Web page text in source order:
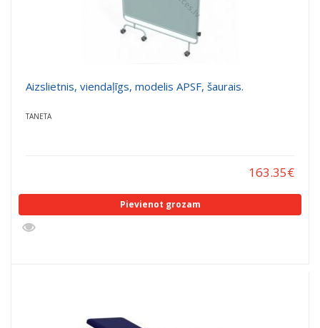
Aizslietnis, viendaļīgs, modelis APSF, šaurais.
TANETA
163.35€
Pievienot grozam